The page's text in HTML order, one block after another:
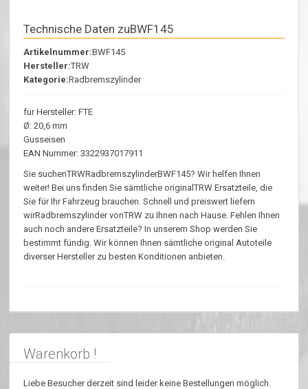
Technische Daten zuBWF145
Artikelnummer:BWF145
Hersteller:TRW
Kategorie:Radbremszylinder
für Hersteller: FTE
Ø: 20,6 mm
Gusseisen
EAN Nummer: 3322937017911
Sie suchenTRWRadbremszylinderBWF145? Wir helfen Ihnen
weiter! Bei uns finden Sie sämtliche originalTRW Ersatzteile, die
Sie für Ihr Fahrzeug brauchen. Schnell und preiswert liefern
wirRadbremszylinder vonTRW zu Ihnen nach Hause. Fehlen Ihnen
auch noch andere Ersatzteile? In unserem Shop werden Sie
bestimmt fündig. Wir können Ihnen sämtliche original Autoteile
diverser Hersteller zu besten Konditionen anbieten.
Warenkorb !
Liebe Besucher derzeit sind leider keine Bestellungen möglich.